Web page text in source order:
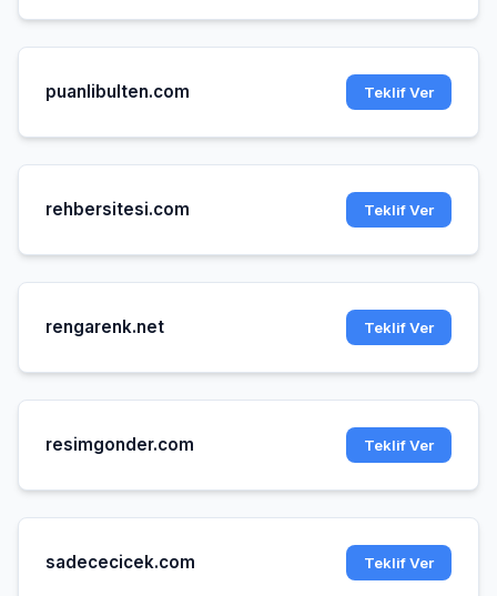
puanlibulten.com Teklif Ver
rehbersitesi.com Teklif Ver
rengarenk.net Teklif Ver
resimgonder.com Teklif Ver
sadececicek.com Teklif Ver